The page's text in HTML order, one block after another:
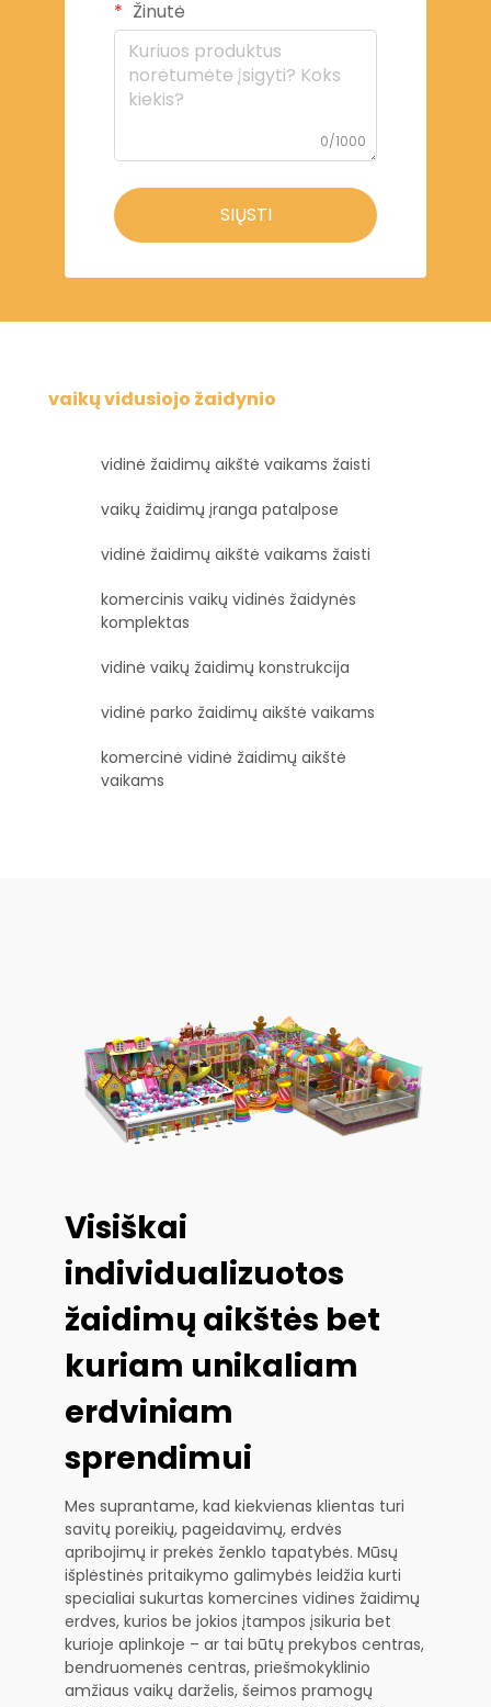
Žinutė
0/1000
SIŲSTI
vaikų vidusiojo žaidynio
vidinė žaidimų aikštė vaikams žaisti
vaikų žaidimų įranga patalpose
vidinė žaidimų aikštė vaikams žaisti
komercinis vaikų vidinės žaidynės
komplektas
vidinė vaikų žaidimų konstrukcija
vidinė parko žaidimų aikštė vaikams
komercinė vidinė žaidimų aikštė
vaikams
Visiškai
individualizuotos
žaidimų aikštės bet
kuriam unikaliam
erdviniam
sprendimui
Mes suprantame, kad kiekvienas klientas turi
savitų poreikių, pageidavimų, erdvės
apribojimų ir prekės ženklo tapatybės. Mūsų
išplėstinės pritaikymo galimybės leidžia kurti
specialiai sukurtas komercines vidines žaidimų
erdves, kurios be jokios įtampos įsikuria bet
kurioje aplinkoje – ar tai būtų prekybos centras,
bendruomenės centras, priešmokyklinio
amžiaus vaikų darželis, šeimos pramogų